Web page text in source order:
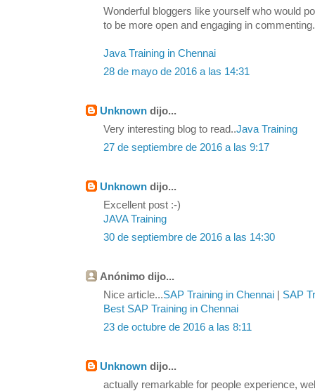
Wonderful bloggers like yourself who would
to be more open and engaging in
Java Training in Chennai
28 de mayo de 2016 a las 14:31
Unknown dijo...
Very interesting blog to read..Java Training
27 de septiembre de 2016 a las 9:17
Unknown dijo...
Excellent post :-)
JAVA Training
30 de septiembre de 2016 a las 14:30
Anónimo dijo...
Nice article...SAP Training in Chennai
SAP
Best SAP Training in Chennai
23 de octubre de 2016 a las 8:11
Unknown dijo...
actually remarkable for people experience,